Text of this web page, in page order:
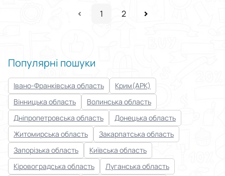
1 2
Популярні пошуки
Івано-Франківська область
Крим(АРК)
Вінницька область
Волинська область
Дніпропетровська область
Донецька область
Житомирська область
Закарпатська область
Запорізька область
Київська область
Кіровоградська область
Луганська область